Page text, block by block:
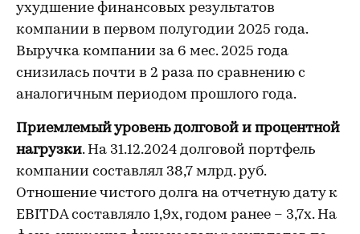
ухудшение финансовых результатов
компании в первом полугодии 2025 года.
Выручка компании за 6 мес. 2025 года
снизилась почти в 2 раза по сравнению с
аналогичным периодом прошлого года.
Приемлемый уровень долговой и процентной
нагрузки. На 31.12.2024 долговой портфель
компании составлял 38,7 млрд. руб.
Отношение чистого долга на отчетную дату к
EBITDA составляло 1,9х, годом ранее – 3,7х. На